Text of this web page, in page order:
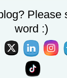
Please
word :)